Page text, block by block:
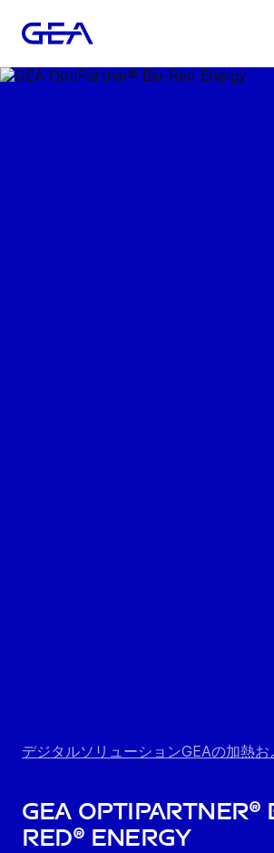
デジタルソリューションGEAの加熱
GEA OptiPartner®
Red® Energy